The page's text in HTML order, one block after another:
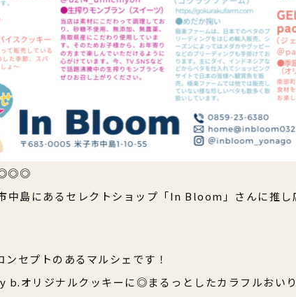
◎◎◎
中島にあるセレクトショップ「In Bloom」さんに推し
ンセプトのあるマルシェです！
b.オリジナルクッキーに◎まるっとしたカラフルおい